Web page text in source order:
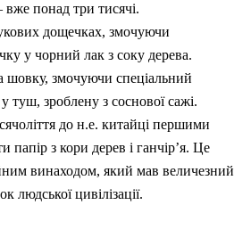
вже понад три тисячі.
дощечках, змочуючи
у чорний лак з соку дерева.
шовку, змочуючи спеціальний
туш, зроблену з соснової сажі.
до н.е. китайці першими
папір з кори дерев і ганчір’я. Це
винаходом, який мав величезний
людської цивілізації.